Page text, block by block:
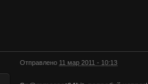
Отправлено 11 мар 2011 - 10:13